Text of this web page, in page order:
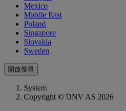
Mexico
Middle East
Poland
Singapore
Slovakia
Sweden
開啟搜尋
System
Copyright © DNV AS 2026